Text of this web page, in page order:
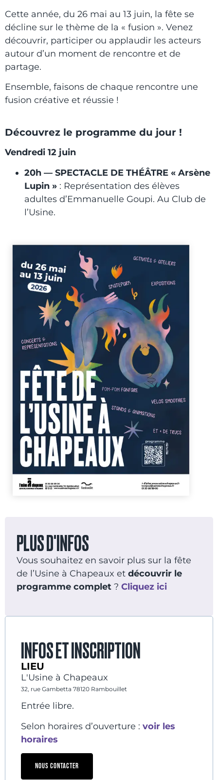
Cette année, du 26 mai au 13 juin, la fête se
décline sur le thème de la « fusion ». Venez
découvrir, participer ou applaudir les acteurs
autour d’un moment de rencontre et de
partage.
Ensemble, faisons de chaque rencontre une
fusion créative et réussie !
Découvrez le programme du jour !
Vendredi 12 juin
20h — SPECTACLE DE THÉÂTRE « Arsène
Lupin » : Représentation des élèves
adultes d’Emmanuelle Goupi. Au Club de
l’Usine.
PLUS D'INFOS
Vous souhaitez en savoir plus sur la fête
de l’Usine à Chapeaux et découvrir le
programme complet ? Cliquez ici
INFOS ET INSCRIPTION
LIEU
L'Usine à Chapeaux
32, rue Gambetta 78120 Rambouillet
Entrée libre.
Selon horaires d’ouverture : voir les
horaires
NOUS CONTACTER